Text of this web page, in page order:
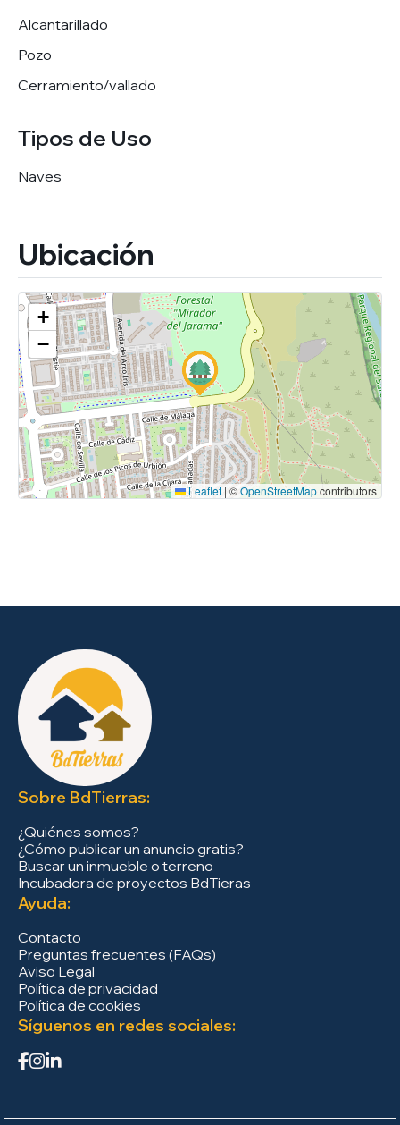
Alcantarillado
Pozo
Cerramiento/vallado
Tipos de Uso
Naves
Ubicación
+
−
Leaflet | ©OpenStreetMapcontributors
Sobre BdTierras:
¿Quiénes somos?
¿Cómo publicar un anuncio gratis?
Buscar un inmueble o terreno
Incubadora de proyectos BdTieras
Ayuda:
Contacto
Preguntas frecuentes (FAQs)
Aviso Legal
Política de privacidad
Política de cookies
Síguenos en redes sociales: